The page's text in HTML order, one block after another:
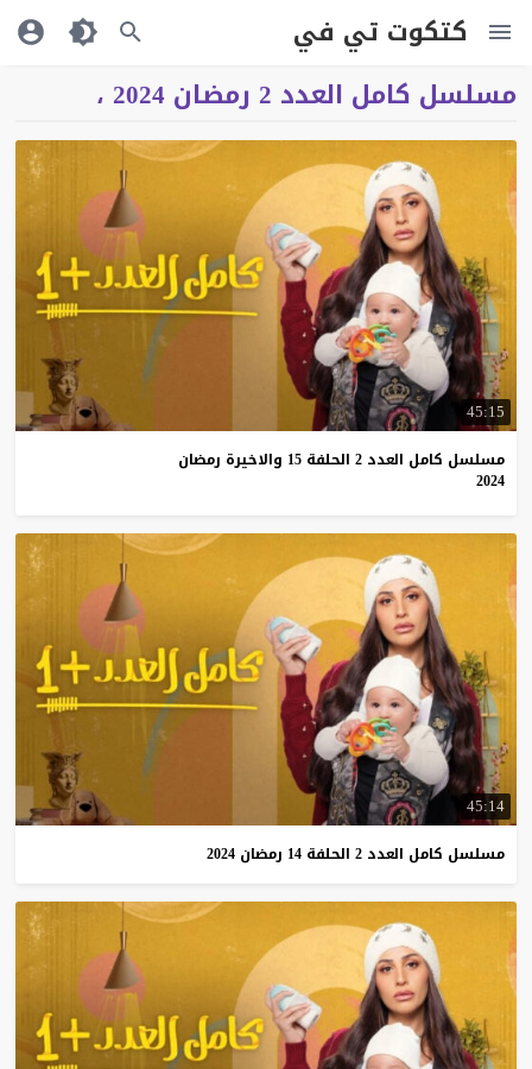
كتكوت تي في
مسلسل كامل العدد 2 رمضان 2024 ،
45:15
مسلسل كامل العدد 2 الحلفة 15 والاخيرة رمضان
2024
45:14
مسلسل كامل العدد 2 الحلفة 14 رمضان 2024